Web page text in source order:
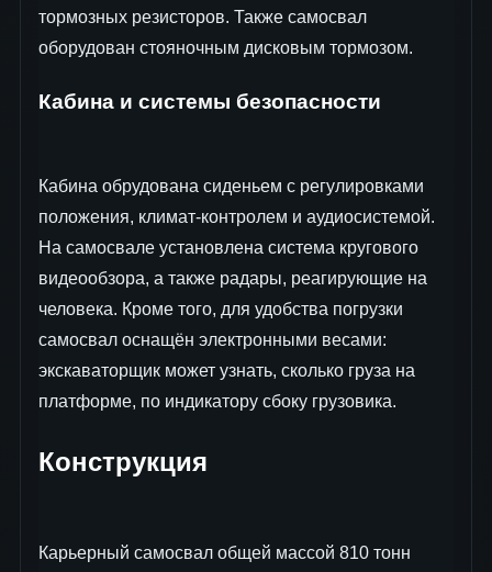
тормозных резисторов. Также самосвал
оборудован стояночным дисковым тормозом.
Кабина и системы безопасности
Кабина обрудована сиденьем с регулировками
положения, климат-контролем и аудиосистемой.
На самосвале установлена система кругового
видеообзора, а также радары, реагирующие на
человека. Кроме того, для удобства погрузки
самосвал оснащён электронными весами:
экскаваторщик может узнать, сколько груза на
платформе, по индикатору сбоку грузовика.
Конструкция
Карьерный самосвал общей массой 810 тонн